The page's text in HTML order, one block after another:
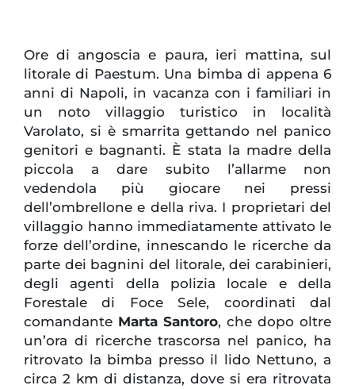
Ore di angoscia e paura, ieri mattina, sul
litorale di Paestum. Una bimba di appena 6
anni di Napoli, in vacanza con i familiari in
un noto villaggio turistico in località
Varolato, si è smarrita gettando nel panico
genitori e bagnanti. È stata la madre della
piccola a dare subito l’allarme non
vedendola più giocare nei pressi
dell’ombrellone e della riva. I proprietari del
villaggio hanno immediatamente attivato le
forze dell’ordine, innescando le ricerche da
parte dei bagnini del litorale, dei carabinieri,
degli agenti della polizia locale e della
Forestale di Foce Sele, coordinati dal
comandante Marta Santoro, che dopo oltre
un’ora di ricerche trascorsa nel panico, ha
ritrovato la bimba presso il lido Nettuno, a
circa 2 km di distanza, dove si era ritrovata